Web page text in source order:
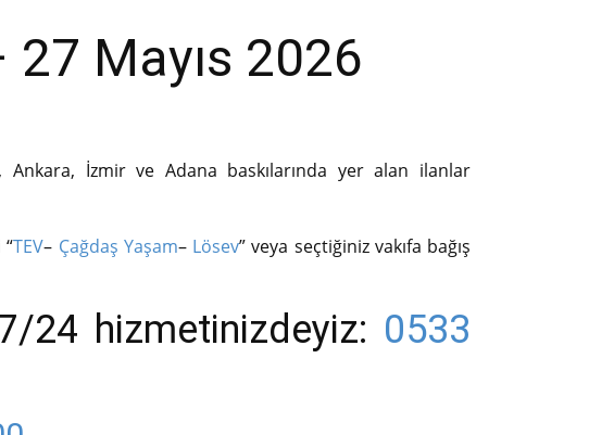
Mayıs 2026
Ankara, İzmir ve Adana baskılarında yer alan ilanlar
TEV– Çağdaş Yaşam– Lösev” veya seçtiğiniz vakıfa bağış
24 hizmetinizdeyiz: 0533